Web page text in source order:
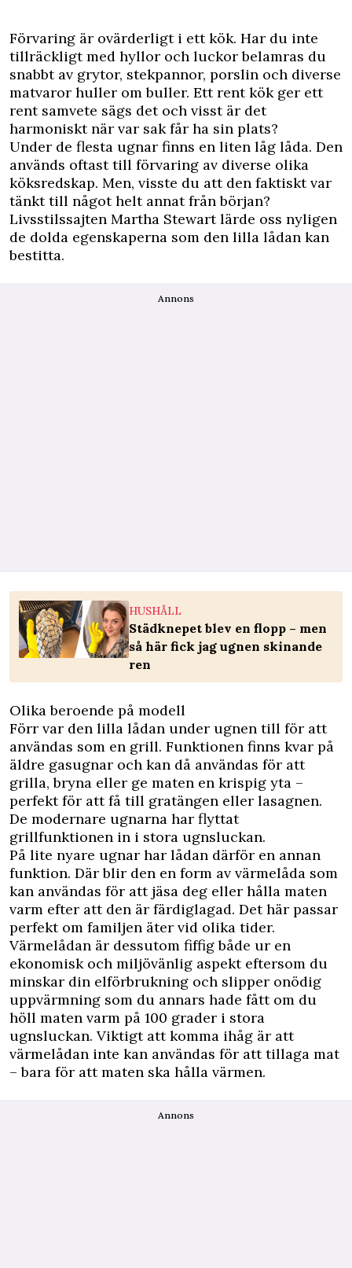
Förvaring är ovärderligt i ett kök. Har du inte
tillräckligt med hyllor och luckor belamras du
snabbt av grytor, stekpannor, porslin och diverse
matvaror huller om buller. Ett rent kök ger ett
rent samvete sägs det och visst är det
harmoniskt när var sak får ha sin plats?
Under de flesta ugnar finns en liten låg låda. Den
används oftast till förvaring av diverse olika
köksredskap. Men, visste du att den faktiskt var
tänkt till något helt annat från början?
Livsstilssajten Martha Stewartlärde oss nyligen
de dolda egenskaperna som den lilla lådan kan
bestitta.
Annons
HUSHÅLL
Städknepet blev en flopp – men
så här fick jag ugnen skinande
ren
Olika beroende på modell
Förr var den lilla lådan under ugnen till för att
användas som en grill. Funktionen finns kvar på
äldre gasugnar och kan då användas för att
grilla, bryna eller ge maten en krispig yta –
perfekt för att få till gratängen eller lasagnen.
De modernare ugnarna har flyttat
grillfunktionen in i stora ugnsluckan.
På lite nyare ugnar har lådan därför en annan
funktion. Där blir den en form av värmelåda som
kan användas för att jäsa deg eller hålla maten
varm efter att den är färdiglagad. Det här passar
perfekt om familjen äter vid olika tider.
Värmelådan är dessutom fiffig både ur en
ekonomisk och miljövänlig aspekt eftersom du
minskar din elförbrukning och slipper onödig
uppvärmning som du annars hade fått om du
höll maten varm på 100 grader i stora
ugnsluckan. Viktigt att komma ihåg är att
värmelådan inte kan användas för att tillaga mat
– bara för att maten ska hålla värmen.
Annons